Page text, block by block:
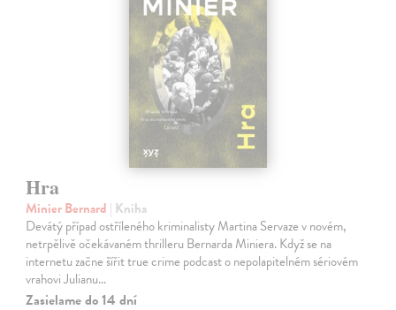
Hra
Minier Bernard | Kniha
Devátý případ ostříleného kriminalisty Martina Servaze v novém,
netrpělivě očekávaném thrilleru Bernarda Miniera. Když se na
internetu začne šířit true crime podcast o nepolapitelném sériovém
vrahovi Julianu…
Zasielame do 14 dní